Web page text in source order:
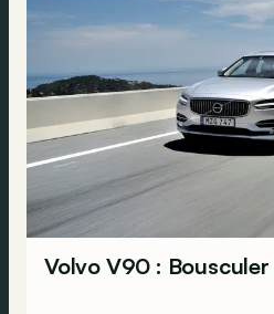
Volvo V90 :